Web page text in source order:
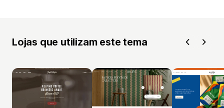
Lojas que utilizam este tema